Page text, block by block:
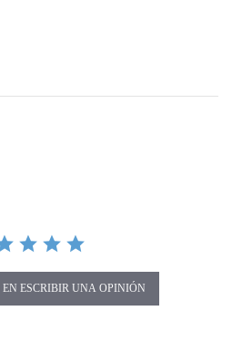
EN ESCRIBIR UNA OPINIÓN